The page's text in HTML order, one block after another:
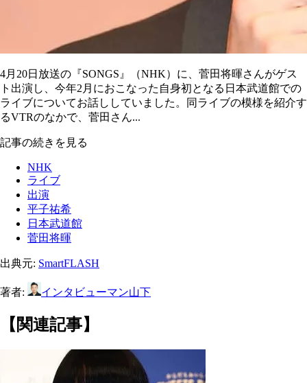
4月20日放送の『SONGS』（NHK）に、菅田将暉さんがゲス
ト出演し、今年2月におこなった自身初となる日本武道館での
ライブについてお話ししていました。同ライブの模様を紹介す
るVTRのなかで、菅田さん...
記事の続きを見る
NHK
ライブ
出演
平子祐希
日本武道館
菅田将暉
出典元: SmartFLASH
著者: インタビューマン山下
【関連記事】